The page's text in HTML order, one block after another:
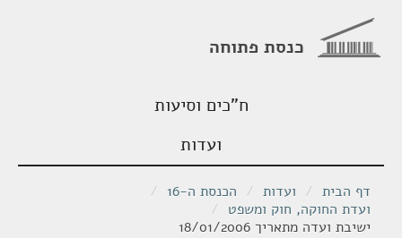
כנסת פתוחה
ח"כים וסיעות
ועדות
דף הבית / ועדות / הכנסת ה-16
/
ועדת החוקה, חוק ומשפט /
ישיבת ועדה מתאריך 18/01/2006